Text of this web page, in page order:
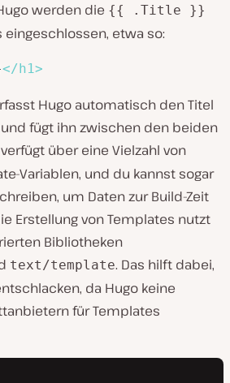
werden die {{ .Title }}
eingeschlossen, etwa so:
</h1>
Hugo automatisch den Titel
fügt ihn zwischen den beiden
verfügt über eine Vielzahl von
Variablen, und du kannst sogar
um Daten zur Build-Zeit
Erstellung von Templates nutzt
Bibliotheken
text/template. Das hilft dabei,
da Hugo keine
für Templates